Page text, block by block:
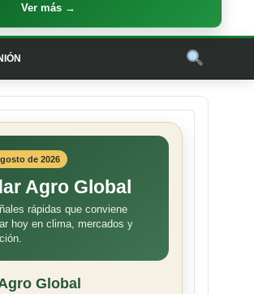
Ver más →
de 2026
Agro Global
rápidas que conviene
hoy en clima, mercados y
Global